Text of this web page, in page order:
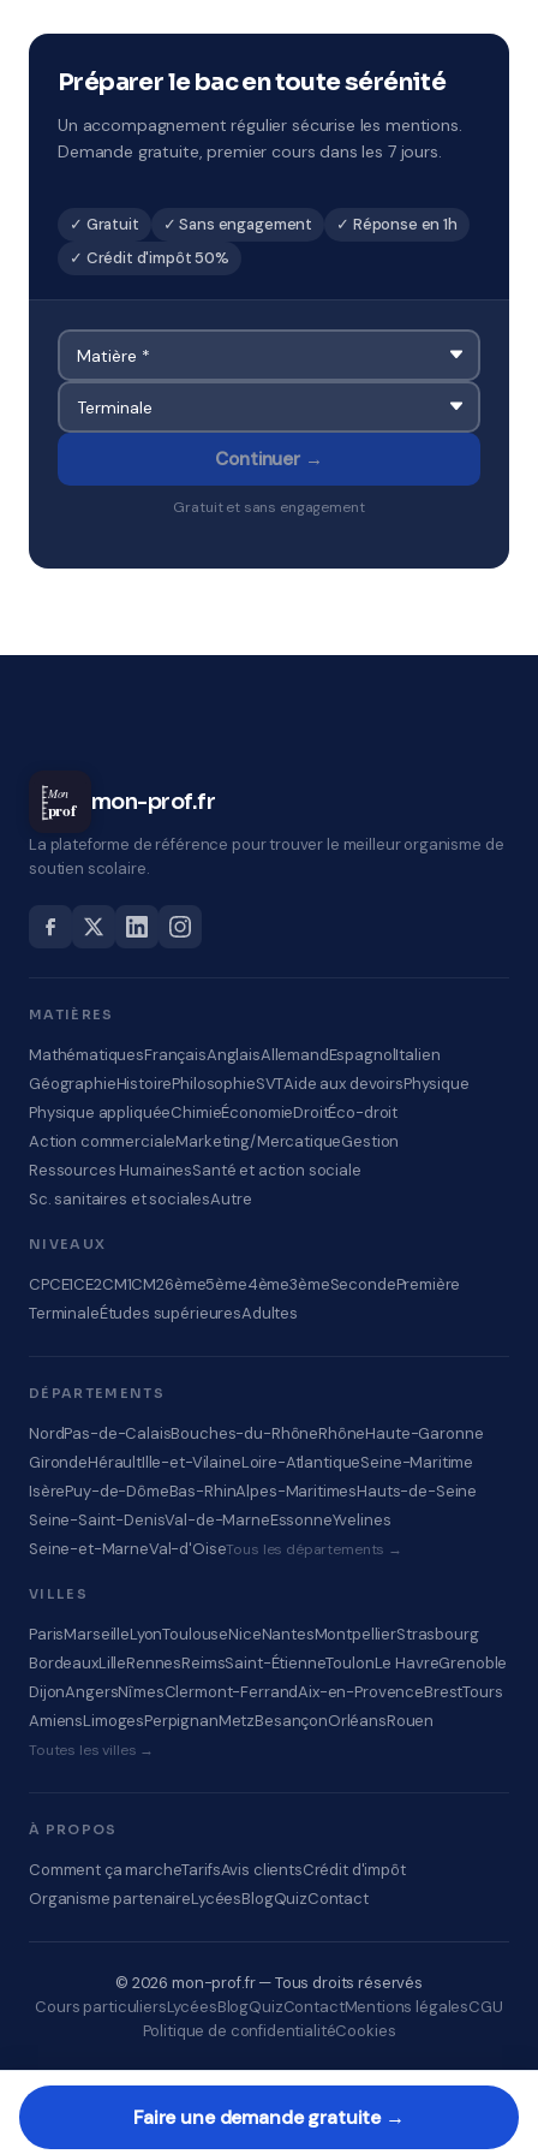
Faire une demande gratuite →
connaissent les spécificités des établissements du
secteur.
Préparer le bac en toute sérénité
Un accompagnement régulier sécurise les mentions.
Demande gratuite, premier cours dans les 7 jours.
✓ Gratuit ✓ Sans engagement
✓ Réponse en 1h
✓ Crédit d'impôt 50%
Continuer →
Gratuit et sans engagement
Mon
prof mon-prof.fr
La plateforme de référence pour trouver le meilleur organisme de
soutien scolaire.
MATIÈRES
MathématiquesFrançaisAnglaisAllemandEspagnolItalien
GéographieHistoirePhilosophieSVTAide aux devoirsPhysique
Physique appliquéeChimieÉconomieDroitÉco-droit
Action commercialeMarketing/MercatiqueGestion
Ressources HumainesSanté et action sociale
Sc. sanitaires et socialesAutre
NIVEAUX
CPCE1CE2CM1CM26ème5ème4ème3èmeSecondePremière
TerminaleÉtudes supérieuresAdultes
DÉPARTEMENTS
NordPas-de-CalaisBouches-du-RhôneRhôneHaute-Garonne
GirondeHéraultIlle-et-VilaineLoire-AtlantiqueSeine-Maritime
IsèrePuy-de-DômeBas-RhinAlpes-MaritimesHauts-de-Seine
Seine-Saint-DenisVal-de-MarneEssonneYvelines
Seine-et-MarneVal-d'OiseTous les départements →
VILLES
ParisMarseilleLyonToulouseNiceNantesMontpellierStrasbourg
BordeauxLilleRennesReimsSaint-ÉtienneToulonLe HavreGrenoble
DijonAngersNîmesClermont-FerrandAix-en-ProvenceBrestTours
AmiensLimogesPerpignanMetzBesançonOrléansRouen
Toutes les villes →
À PROPOS
Comment ça marcheTarifsAvis clientsCrédit d'impôt
Organisme partenaireLycéesBlogQuizContact
© 2026 mon-prof.fr — Tous droits réservés
Cours particuliersLycéesBlogQuizContactMentions légalesCGU
Politique de confidentialitéCookies